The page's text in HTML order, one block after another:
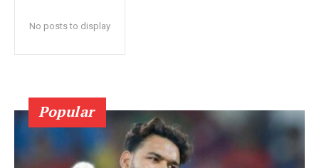
No posts to display
Popular